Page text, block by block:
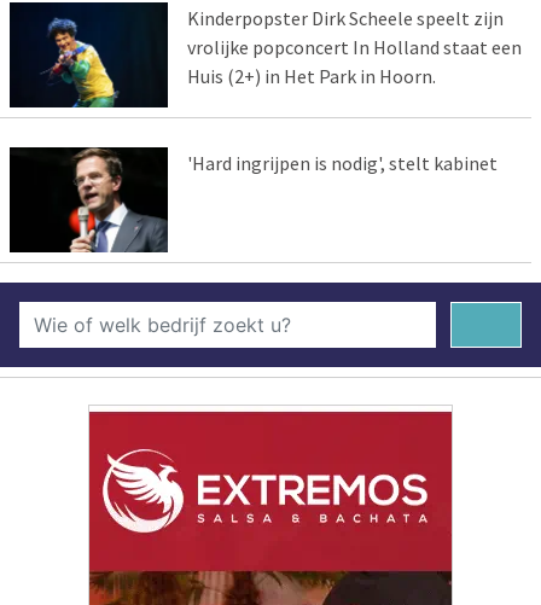
Kinderpopster Dirk Scheele speelt zijn
vrolijke popconcert In Holland staat een
Huis (2+) in Het Park in Hoorn.
'Hard ingrijpen is nodig', stelt kabinet